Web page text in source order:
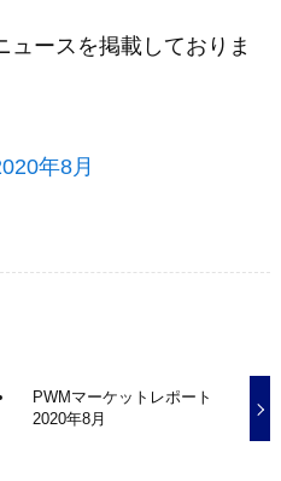
ュースを掲載しておりま
年8月
PWMマーケットレポート
2020年8月